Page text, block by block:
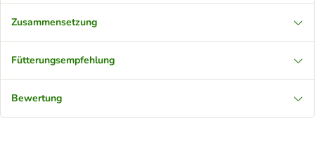
Zusammensetzung
Fütterungsempfehlung
Bewertung